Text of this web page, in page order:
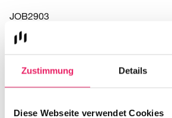
Zustimmung Details
Diese Webseite verwendet Cookies
JOB2903